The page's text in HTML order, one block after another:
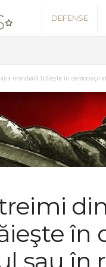
r
i
DEFENSE
mondială trăieşte în democraţii
în
sau în